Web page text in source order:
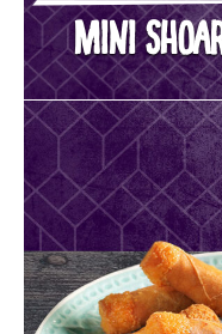
Mini